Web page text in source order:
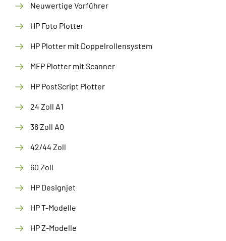
Neuwertige Vorführer
HP Foto Plotter
HP Plotter mit Doppelrollensystem
MFP Plotter mit Scanner
HP PostScript Plotter
24 Zoll A1
36 Zoll A0
42/44 Zoll
60 Zoll
HP Designjet
HP T-Modelle
HP Z-Modelle